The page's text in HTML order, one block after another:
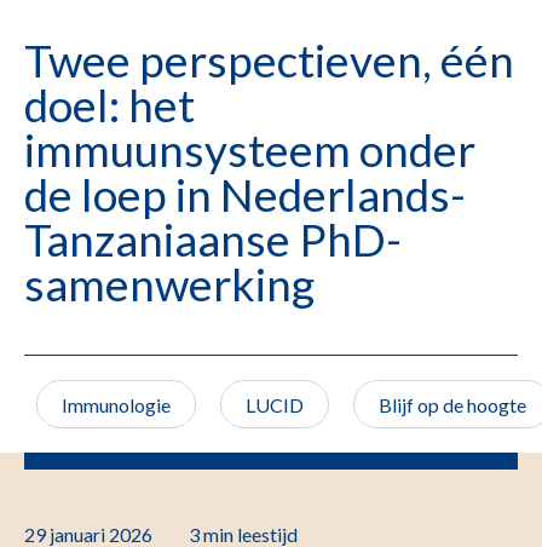
Twee perspectieven, één
doel: het
immuunsysteem onder
de loep in Nederlands-
Tanzaniaanse PhD-
samenwerking
Immunologie LUCID Blijf op de hoogte
29 januari 2026 3 min leestijd